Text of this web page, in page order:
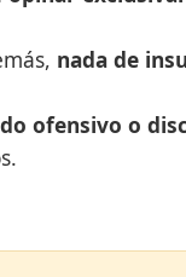
nada de
ofensivo o